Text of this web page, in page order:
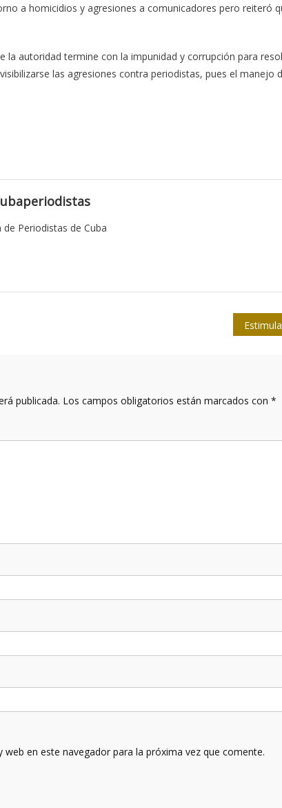
a homicidios y agresiones a comunicadores pero reiteró
la autoridad termine con la impunidad y corrupción para
las agresiones contra periodistas, pues el manejo
Periodistas de Cuba
publicada. Los campos obligatorios están marcados con *
en este navegador para la próxima vez que comente.